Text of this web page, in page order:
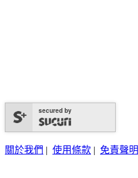
secured by
關於我們 | 使用條款 | 免責聲明